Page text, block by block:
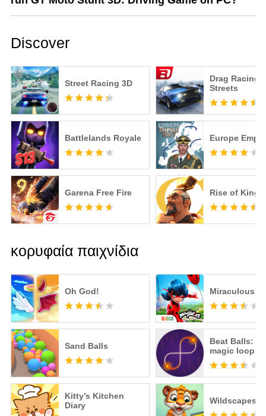
Discover
Street Racing 3D
Drag Racing:
Streets
Battlelands Royale Europe
Garena Free Fire Rise of
κορυφαία παιχνίδια
Oh God!
Sand Balls
Kitty’s Kitchen
Diary
Miraculous
Beat Balls:
magic loop
Wildscapes